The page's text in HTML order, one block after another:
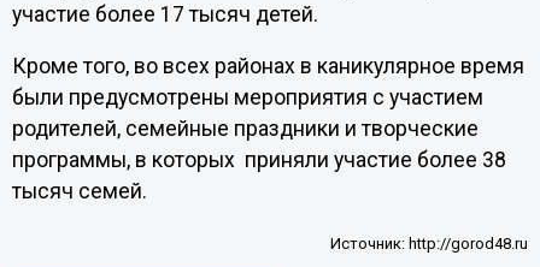
участие более 17 тысяч детей.
Кроме того, во всех районах в каникулярное время
были предусмотрены мероприятия с участием
родителей, семейные праздники и творческие
программы, в которых приняли участие более 38
тысяч семей.
Источник:http://gorod48.ru